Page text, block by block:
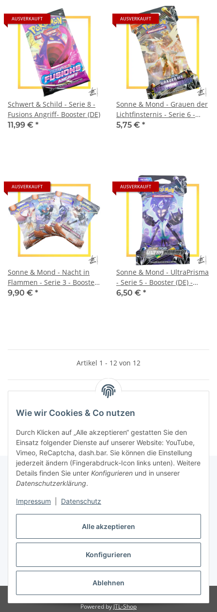
Alle akzeptieren
Konfigurieren
Ablehnen
Wie wir Cookies & Co nutzen
Durch Klicken auf „Alle akzeptieren“ gestatten Sie den
Einsatz folgender Dienste auf unserer Website: YouTube,
Vimeo, ReCaptcha, dash.bar. Sie können die Einstellung
jederzeit ändern (Fingerabdruck-Icon links unten). Weitere
Details finden Sie unter Konfigurieren und in unserer
Datenschutzerklärung.
Impressum Datenschutz
AUSVERKAUFT
Schwert & Schild - Serie 8 -
Fusions Angriff- Booster (DE)
11,99 € *
AUSVERKAUFT
Sonne & Mond - Grauen der
Lichtfinsternis - Serie 6 -
Booster (DE) - Sleeved
5,75 € *
AUSVERKAUFT
Sonne & Mond - Nacht in
Flammen - Serie 3 - Booster
(DE) - Sleeved
9,90 € *
AUSVERKAUFT
Sonne & Mond - UltraPrisma
- Serie 5 - Booster (DE) -
Sleeved
6,50 € *
Artikel 1 - 12 von 12
Kategorien
Gesetzliche Informationen
Vertrag widerrufen
* Alle Preise inkl. gesetzlicher USt., zzgl.Versand
© 2022 ART-Obscure
Powered byJTL-Shop